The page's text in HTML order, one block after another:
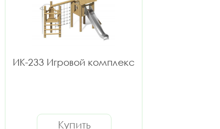
ИК-233 Игровой комплекс
Купить